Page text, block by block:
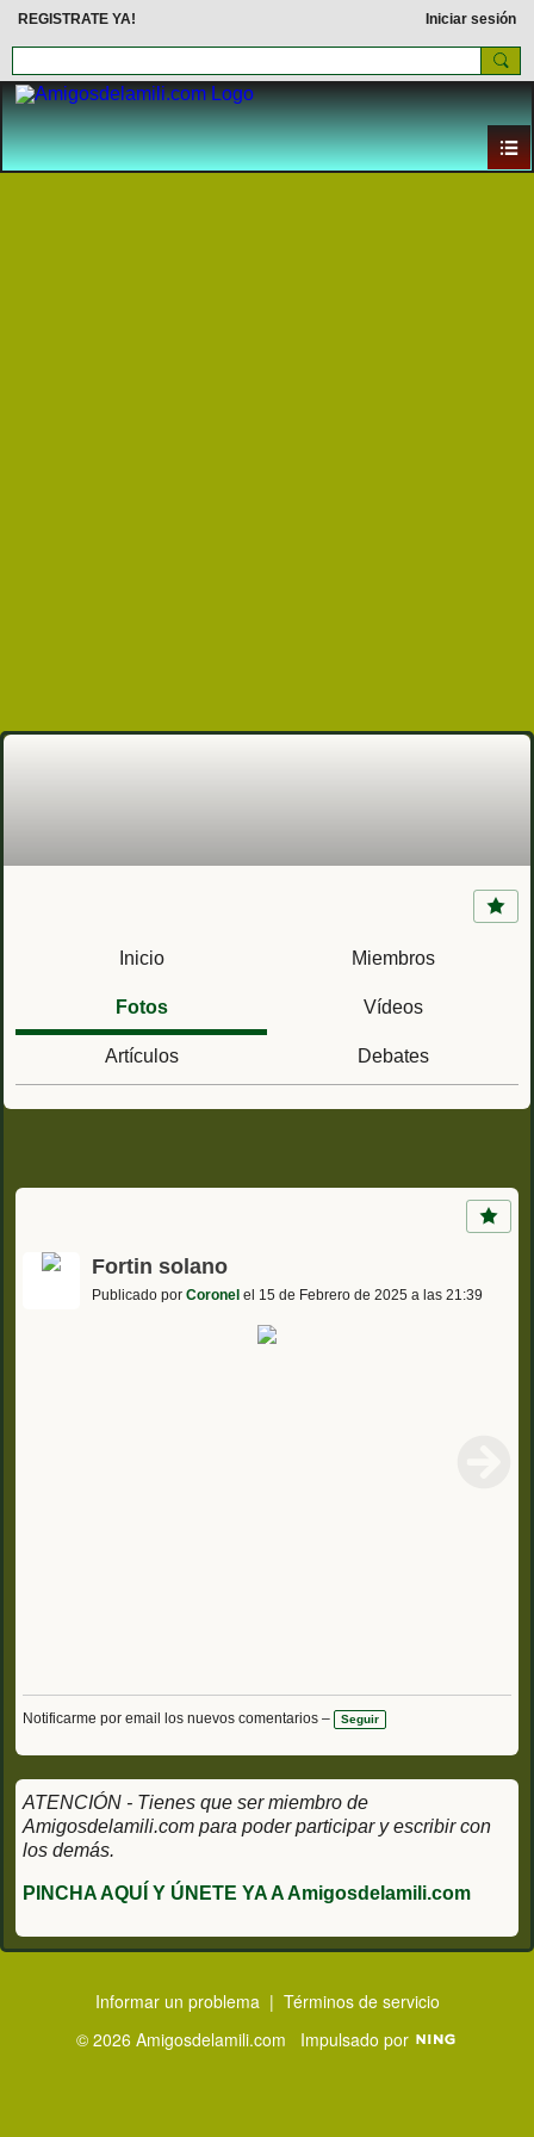
REGISTRATE YA! Iniciar sesión
Inicio Miembros
Fotos Vídeos
Artículos Debates
Fortin solano
Publicado por Coronel el 15 de Febrero de 2025 a las 21:39
Notificarme por email los nuevos comentarios – Seguir
ATENCIÓN - Tienes que ser miembro de
Amigosdelamili.com para poder participar y escribir con
los demás.
PINCHA AQUÍ Y ÚNETE YA A Amigosdelamili.com
Informar un problema| Términos de servicio
© 2026 Amigosdelamili.com Impulsado por